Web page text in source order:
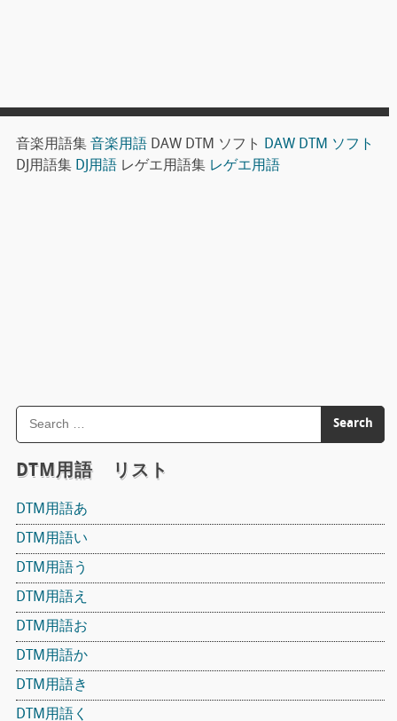
音楽用語集 音楽用語DAW DTM ソフト
DAW DTM ソフト
DJ用語集 DJ用語レゲエ用語集 レゲエ用語
DTM用語 リスト
DTM用語あ
DTM用語い
DTM用語う
DTM用語え
DTM用語お
DTM用語か
DTM用語き
DTM用語く